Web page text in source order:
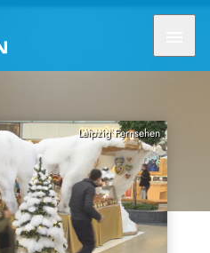
Leipzig Fernsehen